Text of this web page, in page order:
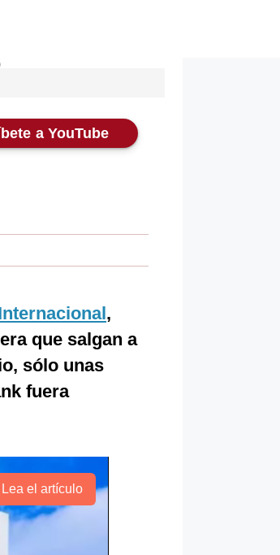
a YouTube
,
que salgan a
sólo unas
fuera
Lea el artículo